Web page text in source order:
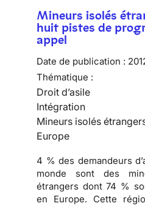
Mineurs isolés
huit pistes de
appel
Date de publication :
Thématique :
Droit d’asile
Intégration
Mineurs isolés
Europe
4 % des demandeurs
monde sont des
étrangers dont 74 %
en Europe. Cette